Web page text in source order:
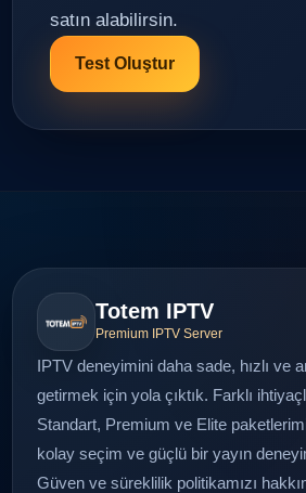
satın alabilirsin.
Test Oluştur
Totem IPTV
Premium IPTV Server
IPTV deneyimini daha sade, hızlı ve
getirmek için yola çıktık. Farklı
Standart, Premium ve Elite
kolay seçim ve güçlü bir yayın
Güven ve süreklilik politikamızı